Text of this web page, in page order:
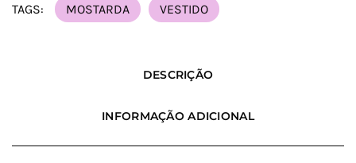
TAGS: MOSTARDA VESTIDO
DESCRIÇÃO
INFORMAÇÃO ADICIONAL